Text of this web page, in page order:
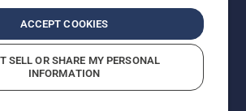
ACCEPT COOKIES
SELL OR SHARE MY PERSONAL
INFORMATION